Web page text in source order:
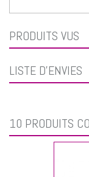
PRODUITS VUS
LISTE D'ENVIES
10 PRODUITS